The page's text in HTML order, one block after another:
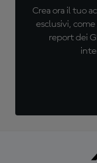
Crea ora il tuo
esclusivi,
report dei